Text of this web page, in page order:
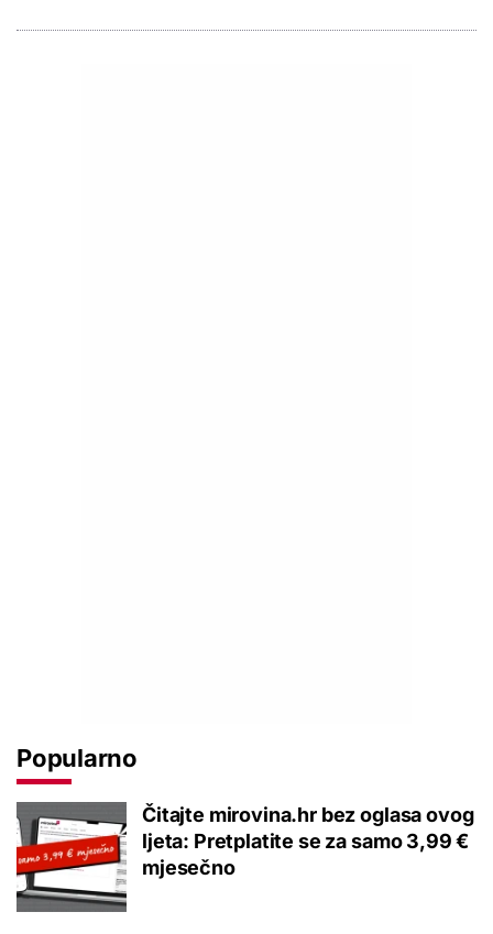
Popularno
Čitajte mirovina.hr bez oglasa ovog
ljeta: Pretplatite se za samo 3,99 €
mjesečno